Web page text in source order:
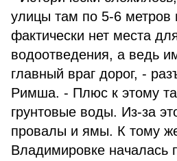
улицы там по 5-6 метров
фактически нет места
водоотведения, а ведь
главный враг дорог, -
Римша. - Плюс к этому
грунтовые воды. Из-за
провалы и ямы. К тому
Владимировке началась